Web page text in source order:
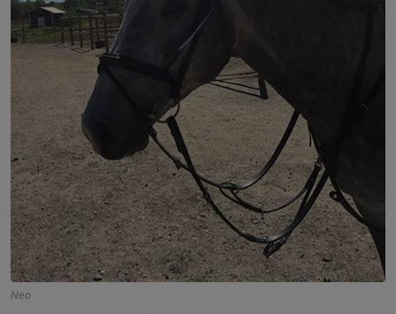
Neo